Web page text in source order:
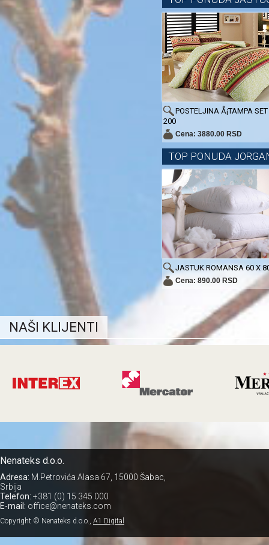
POSTELJINA Å¡TAMPA
200
Cena: 3880.00 RSD
TOP PONUDA
JASTUK ROMANSA 60 X
Cena: 890.00 RSD
NAŠI KLIJENTI
Nenateks d.o.o.
Adresa: M.Petrovića Alasa 67, 15000 Šabac,
Srbija
Telefon: +381 (0) 15 345 000
E-mail: office@nenateks.com
Copyright © Nenateks d.o.o., A1 Digital